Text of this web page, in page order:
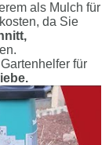
als Mulch für
da Sie
für